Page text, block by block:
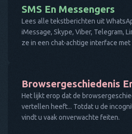
SMS En Messengers
Lees alle tekstberichten uit
iMessage, Skype, Viber, Telegram,
ze in een chat-achtige interface
Browsergeschiedenis
Het lijkt erop dat de
vertellen heeft... Totdat u de
vindt u vaak onverwachte feiten.